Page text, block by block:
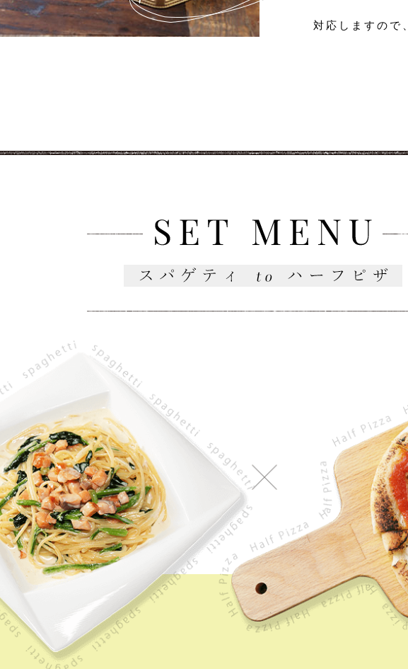
対応しますので